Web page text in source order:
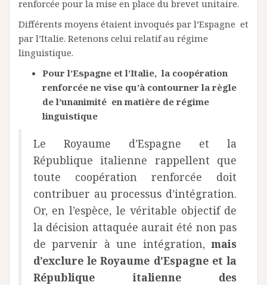
renforcée pour la mise en place du brevet unitaire.
Différents moyens étaient invoqués par l’Espagne et
par l’Italie. Retenons celui relatif au régime
linguistique.
Pour l’Espagne et l’Italie, la coopération
renforcée ne vise qu’à contourner la règle
de l’unanimité en matière de régime
linguistique
Le Royaume d’Espagne et la
République italienne rappellent que
toute coopération renforcée doit
contribuer au processus d’intégration.
Or, en l’espèce, le véritable objectif de
la décision attaquée aurait été non pas
de parvenir à une intégration, mais
d’exclure le Royaume d’Espagne et la
République italienne des